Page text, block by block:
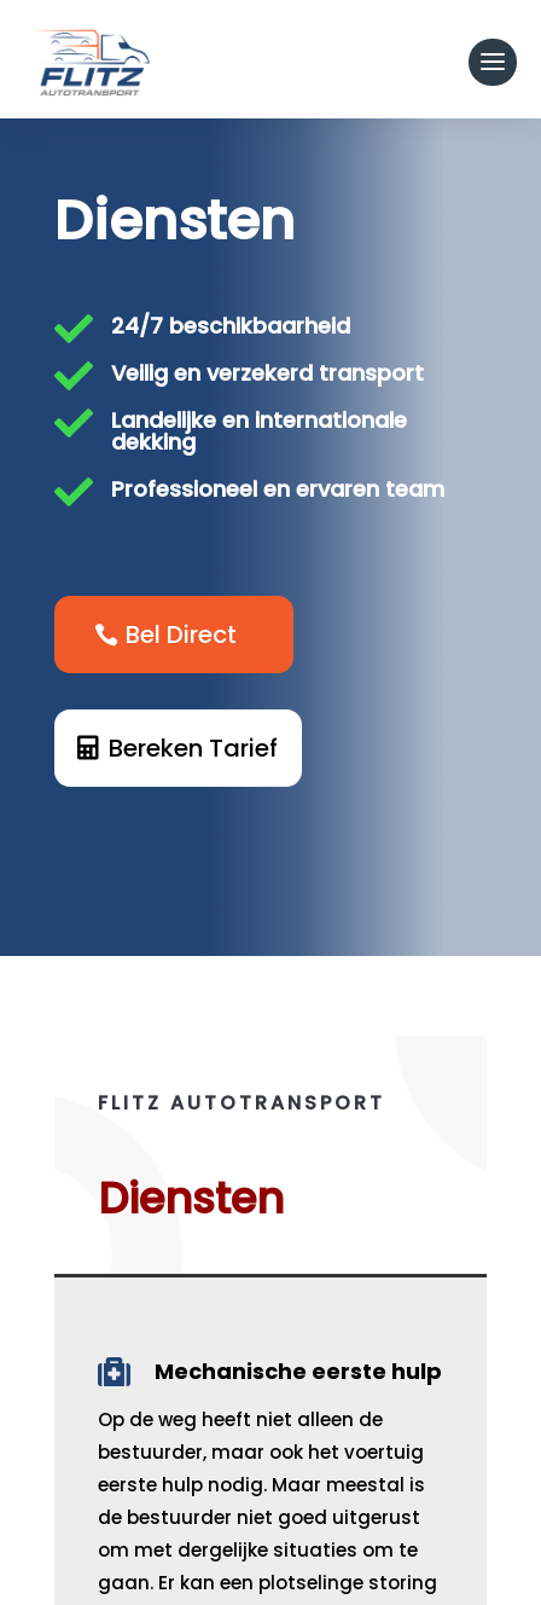
Diensten
 24/7 beschikbaarheid
 Veilig en verzekerd transport
 Landelijke en internationale
dekking
 Professioneel en ervaren team
Bel Direct
Bereken Tarief
FLITZ AUTOTRANSPORT
Diensten
 Mechanische eerste hulp
Op de weg heeft niet alleen de
bestuurder, maar ook het voertuig
eerste hulp nodig. Maar meestal is
de bestuurder niet goed uitgerust
om met dergelijke situaties om te
gaan. Er kan een plotselinge storing